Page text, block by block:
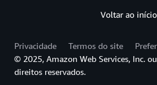
Voltar ao início
Privacidade Termos do site
© 2025, Amazon Web Services, Inc.
direitos reservados.